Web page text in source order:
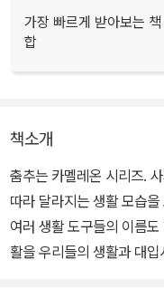
가장 빠르게 받아보는
합
책소개
춤추는 카멜레온 시리즈.
따라 달라지는 생활 모습
여러 생활 도구들의 이름
활을 우리들의 생활과 대